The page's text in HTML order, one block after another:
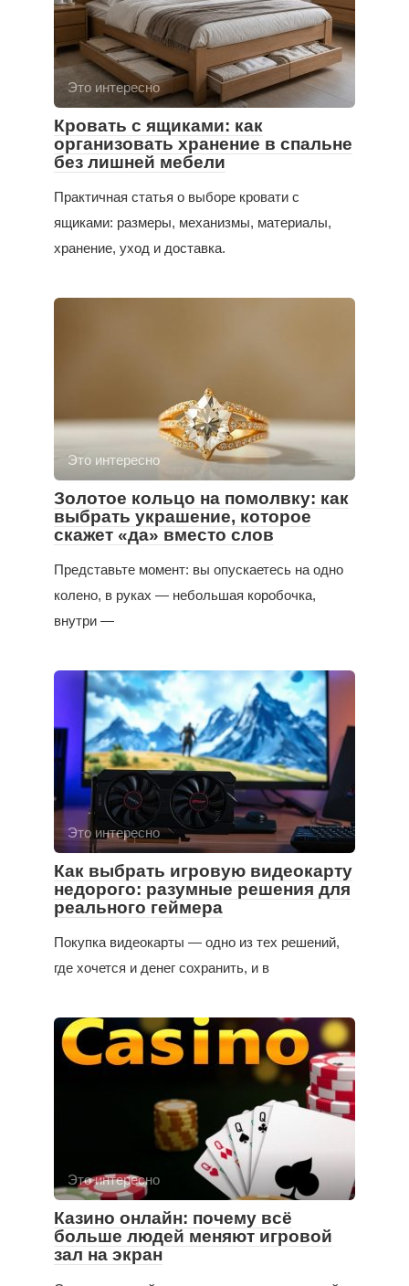
Это интересно
Кровать с ящиками: как
организовать хранение в спальне
без лишней мебели
Практичная статья о выборе кровати с
ящиками: размеры, механизмы, материалы,
хранение, уход и доставка.
Это интересно
Золотое кольцо на помолвку: как
выбрать украшение, которое
скажет «да» вместо слов
Представьте момент: вы опускаетесь на одно
колено, в руках — небольшая коробочка,
внутри —
Это интересно
Как выбрать игровую видеокарту
недорого: разумные решения для
реального геймера
Покупка видеокарты — одно из тех решений,
где хочется и денег сохранить, и в
Это интересно
Казино онлайн: почему всё
больше людей меняют игровой
зал на экран